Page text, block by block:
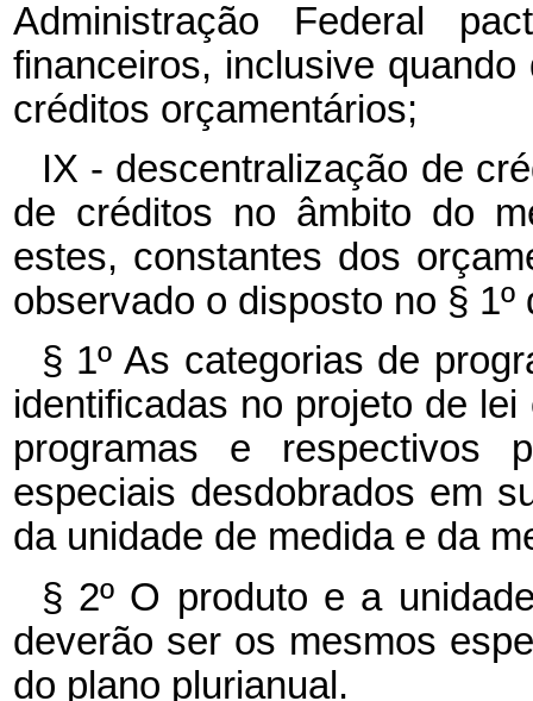
Administração Federal
financeiros, inclusive
créditos orçamentários;
IX - descentralização de
de créditos no âmbito do
estes, constantes dos
observado o disposto no § 1º
§ 1º As categorias de
identificadas no projeto de
programas e respectivos
especiais desdobrados em
da unidade de medida e da
§ 2º O produto e a
deverão ser os mesmos
do plano plurianual.